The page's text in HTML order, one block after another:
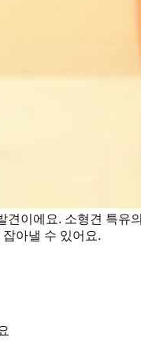
견이에요. 소형견 특유의
아낼 수 있어요.